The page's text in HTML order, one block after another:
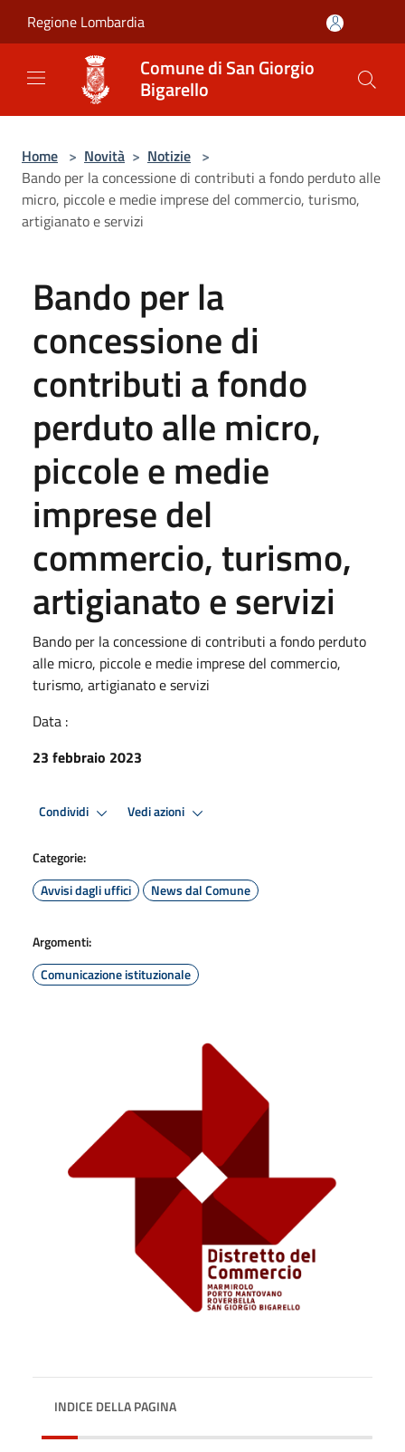
Regione Lombardia
Comune di San Giorgio
Bigarello
Home > Novità > Notizie >
Bando per la concessione di contributi a fondo perduto alle
micro, piccole e medie imprese del commercio, turismo,
artigianato e servizi
Bando per la
concessione di
contributi a fondo
perduto alle micro,
piccole e medie
imprese del
commercio, turismo,
artigianato e servizi
Bando per la concessione di contributi a fondo perduto
alle micro, piccole e medie imprese del commercio,
turismo, artigianato e servizi
Data :
23 febbraio 2023
Condividi Vedi azioni
Categorie:
Avvisi dagli uffici
News dal Comune
Argomenti:
Comunicazione istituzionale
INDICE DELLA PAGINA